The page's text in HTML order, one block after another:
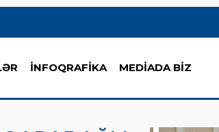
İNFOQRAFİKA MEDİADA BİZ